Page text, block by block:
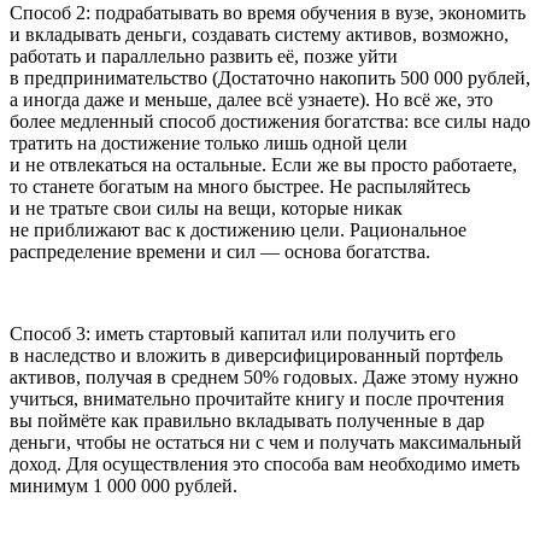
Способ 2: подрабатывать во время обучения в вузе, экономить
и вкладывать деньги, создавать систему активов, возможно,
работать и параллельно развить её, позже уйти
в предпринимательство (Достаточно накопить 500 000 рублей,
а иногда даже и меньше, далее всё узнаете). Но всё же, это
более медленный способ достижения богатства: все силы надо
тратить на достижение только лишь одной цели
и не отвлекаться на остальные. Если же вы просто работаете,
то станете богатым на много быстрее. Не распыляйтесь
и не тратьте свои силы на вещи, которые никак
не приближают вас к достижению цели. Рациональное
распределение времени и сил — основа богатства.
Способ 3: иметь стартовый капитал или получить его
в наследство и вложить в диверсифицированный портфель
активов, получая в среднем 50% годовых. Даже этому нужно
учиться, внимательно прочитайте книгу и после прочтения
вы поймёте как правильно вкладывать полученные в дар
деньги, чтобы не остаться ни с чем и получать максимальный
доход. Для осуществления это способа вам необходимо иметь
минимум 1 000 000 рублей.